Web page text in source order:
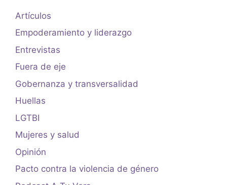
Artículos
Empoderamiento y liderazgo
Entrevistas
Fuera de eje
Gobernanza y transversalidad
Huellas
LGTBI
Mujeres y salud
Opinión
Pacto contra la violencia de género